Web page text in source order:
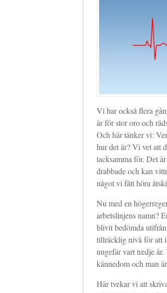
Vi har också flera
är för stor oro och
Och här tänker vi:
hur det är? Vi vet att
tacksamma för. Det
drabbade och kan
något vi fått höra
Nu med en
arbetslinjens namn?
blivit bedömda utifrån
tillräcklig nivå för att
ungefär vart tredje
kännedom och man
Här tvekar vi att